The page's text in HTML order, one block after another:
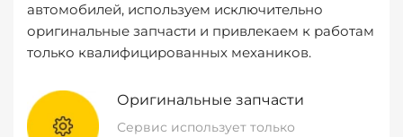
автомобилей, используем исключительно
оригинальные запчасти и привлекаем к работам
только квалифицированных механиков.
Оригинальные запчасти
Сервис использует только